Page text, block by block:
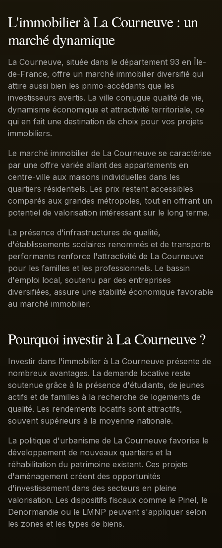
L'immobilier à La Courneuve : un
marché dynamique
La Courneuve, située dans le département 93 en Île-
de-France, offre un marché immobilier diversifié qui
attire aussi bien les primo-accédants que les
investisseurs avertis. La ville conjugue qualité de vie,
dynamisme économique et attractivité territoriale, ce
qui en fait une destination de choix pour vos projets
immobiliers.
Le marché immobilier de La Courneuve se caractérise
par une offre variée allant des appartements en
centre-ville aux maisons individuelles dans les
quartiers résidentiels. Les prix restent accessibles
comparés aux grandes métropoles, tout en offrant un
potentiel de valorisation intéressant sur le long terme.
La présence d'infrastructures de qualité,
d'établissements scolaires renommés et de transports
performants renforce l'attractivité de La Courneuve
pour les familles et les professionnels. Le bassin
d'emploi local, soutenu par des entreprises
diversifiées, assure une stabilité économique favorable
au marché immobilier.
Pourquoi investir à La Courneuve ?
Investir dans l'immobilier à La Courneuve présente de
nombreux avantages. La demande locative reste
soutenue grâce à la présence d'étudiants, de jeunes
actifs et de familles à la recherche de logements de
qualité. Les rendements locatifs sont attractifs,
souvent supérieurs à la moyenne nationale.
La politique d'urbanisme de La Courneuve favorise le
développement de nouveaux quartiers et la
réhabilitation du patrimoine existant. Ces projets
d'aménagement créent des opportunités
d'investissement dans des secteurs en pleine
valorisation. Les dispositifs fiscaux comme le Pinel, le
Denormandie ou le LMNP peuvent s'appliquer selon
les zones et les types de biens.